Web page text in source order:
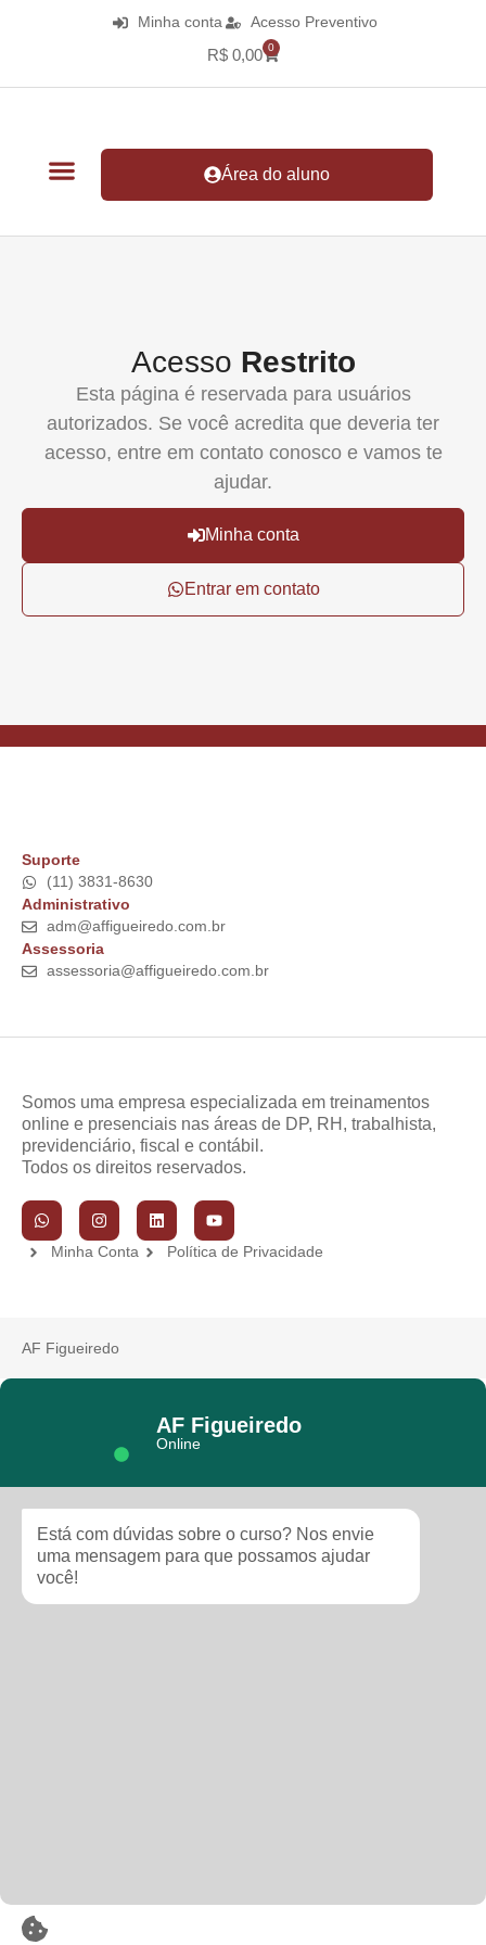
Minha conta Acesso Preventivo
R$ 0,00 0
Área do aluno
Acesso Restrito
Esta página é reservada para usuários
autorizados. Se você acredita que deveria ter
acesso, entre em contato conosco e vamos te
ajudar.
Minha conta
Entrar em contato
Suporte
(11) 3831-8630
Administrativo
adm@affigueiredo.com.br
Assessoria
assessoria@affigueiredo.com.br
Somos uma empresa especializada em treinamentos
online e presenciais nas áreas de DP, RH, trabalhista,
previdenciário, fiscal e contábil.
Todos os direitos reservados.
Minha Conta Política de Privacidade
AF Figueiredo
AF Figueiredo
Online
Está com dúvidas sobre o curso? Nos envie
uma mensagem para que possamos ajudar
você!